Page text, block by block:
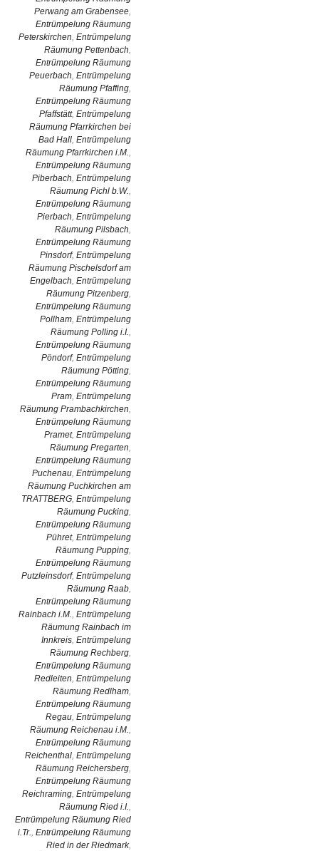
Perwang am Grabensee,
Entrümpelung Räumung
Peterskirchen, Entrümpelung
Räumung Pettenbach,
Entrümpelung Räumung
Peuerbach, Entrümpelung
Räumung Pfaffing,
Entrümpelung Räumung
Pfaffstätt, Entrümpelung
Räumung Pfarrkirchen bei
Bad Hall, Entrümpelung
Räumung Pfarrkirchen i.M.,
Entrümpelung Räumung
Piberbach, Entrümpelung
Räumung Pichl b.W.,
Entrümpelung Räumung
Pierbach, Entrümpelung
Räumung Pilsbach,
Entrümpelung Räumung
Pinsdorf, Entrümpelung
Räumung Pischelsdorf am
Engelbach, Entrümpelung
Räumung Pitzenberg,
Entrümpelung Räumung
Pollham, Entrümpelung
Räumung Polling i.I.,
Entrümpelung Räumung
Pöndorf, Entrümpelung
Räumung Pötting,
Entrümpelung Räumung
Pram, Entrümpelung
Räumung Prambachkirchen,
Entrümpelung Räumung
Pramet, Entrümpelung
Räumung Pregarten,
Entrümpelung Räumung
Puchenau, Entrümpelung
Räumung Puchkirchen am
TRATTBERG, Entrümpelung
Räumung Pucking,
Entrümpelung Räumung
Pühret, Entrümpelung
Räumung Pupping,
Entrümpelung Räumung
Putzleinsdorf, Entrümpelung
Räumung Raab,
Entrümpelung Räumung
Rainbach i.M., Entrümpelung
Räumung Rainbach im
Innkreis, Entrümpelung
Räumung Rechberg,
Entrümpelung Räumung
Redleiten, Entrümpelung
Räumung Redlham,
Entrümpelung Räumung
Regau, Entrümpelung
Räumung Reichenau i.M.,
Entrümpelung Räumung
Reichenthal, Entrümpelung
Räumung Reichersberg,
Entrümpelung Räumung
Reichraming, Entrümpelung
Räumung Ried i.I.,
Entrümpelung Räumung Ried
i.Tr., Entrümpelung Räumung
Ried in der Riedmark,